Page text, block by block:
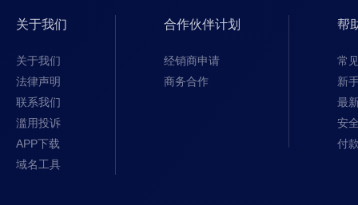
关于我们
关于我们
法律声明
联系我们
滥用投诉
APP下载
域名工具
合作伙伴计划
经销商申请
商务合作
帮
常
新
最
安
付